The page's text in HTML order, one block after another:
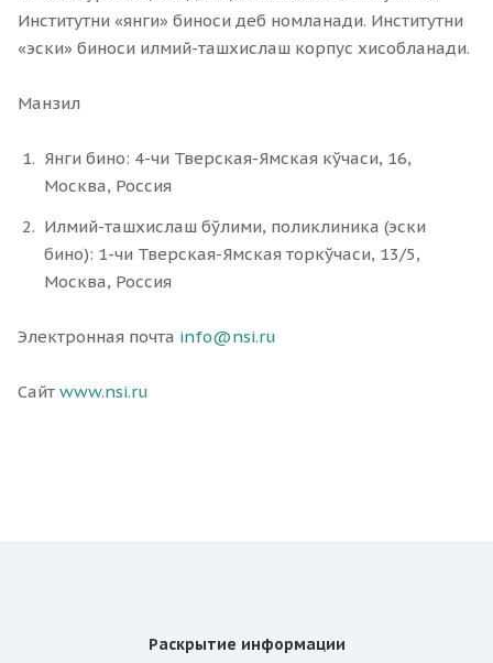
Институтни «янги» биноси деб номланади. Институтни
«эски» биноси илмий-ташхислаш корпус хисобланади.
Манзил
Янги бино: 4-чи Тверская-Ямская кўчаси, 16,
Москва, Россия
Илмий-ташхислаш бўлими, поликлиника (эски
бино): 1-чи Тверская-Ямская торкўчаси, 13/5,
Москва, Россия
Электронная почта info@nsi.ru
Сайт www.nsi.ru
Раскрытие информации